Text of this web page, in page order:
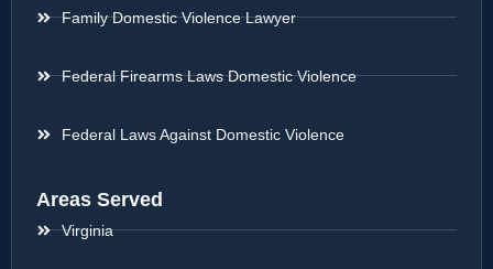
Family Domestic Violence Lawyer
Federal Firearms Laws Domestic Violence
Federal Laws Against Domestic Violence
Areas Served
Virginia